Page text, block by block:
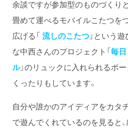
余談ですが参加型のものづくりと
畳めて運べるモバイルこたつを
広げる「 流しのこたつ」という
な中西さんのプロジェクト「毎
ル」のリュックに入れられるポー
くったりもしています。
自分や誰かのアイディアをカタ
で遊んでくれているのを見ると